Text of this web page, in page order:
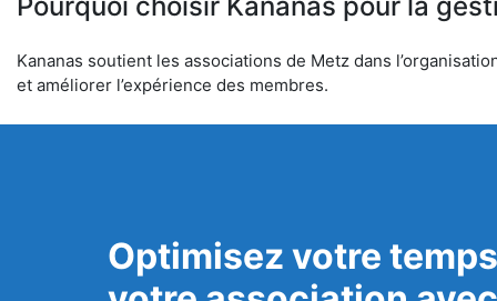
Kananas soutient les associations de Metz dans
et améliorer l’expérience des membres.
Optimisez votre